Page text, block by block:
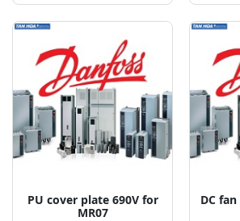
PU cover plate 690V for
MR07
DC